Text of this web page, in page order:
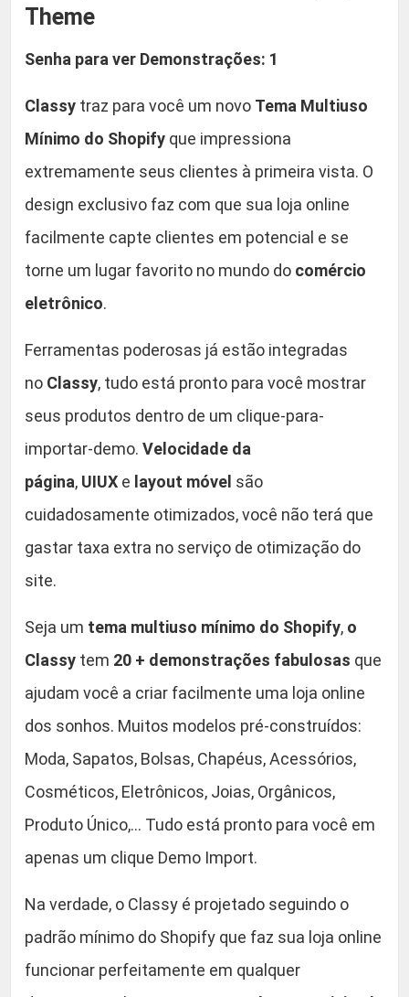
9
,
9
0
.
i
s
S
h
p
i
f
T
h
m
e
a
n
d
a
e
Theme
Senha para ver Demonstrações: 1
Classy traz para você um novo Tema Multiuso
Mínimo do Shopify que impressiona
extremamente seus clientes à primeira vista. O
design exclusivo faz com que sua loja online
facilmente capte clientes em potencial e se
torne um lugar favorito no mundo do comércio
eletrônico.
Ferramentas poderosas já estão integradas
no Classy, tudo está pronto para você mostrar
seus produtos dentro de um clique-para-
importar-demo. Velocidade da
página, UIUX e layout móvel são
cuidadosamente otimizados, você não terá que
gastar taxa extra no serviço de otimização do
site.
Seja um tema multiuso mínimo do Shopify, o
Classy tem 20 + demonstrações fabulosas que
ajudam você a criar facilmente uma loja online
dos sonhos. Muitos modelos pré-construídos:
Moda, Sapatos, Bolsas, Chapéus, Acessórios,
Cosméticos, Eletrônicos, Joias, Orgânicos,
Produto Único,… Tudo está pronto para você em
apenas um clique Demo Import.
Na verdade, o Classy é projetado seguindo o
padrão mínimo do Shopify que faz sua loja online
funcionar perfeitamente em qualquer